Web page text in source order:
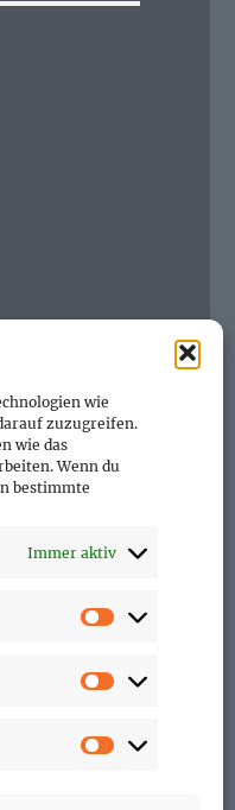
wie
zuzugreifen.
wie das
Wenn du
bestimmte
Immer aktiv